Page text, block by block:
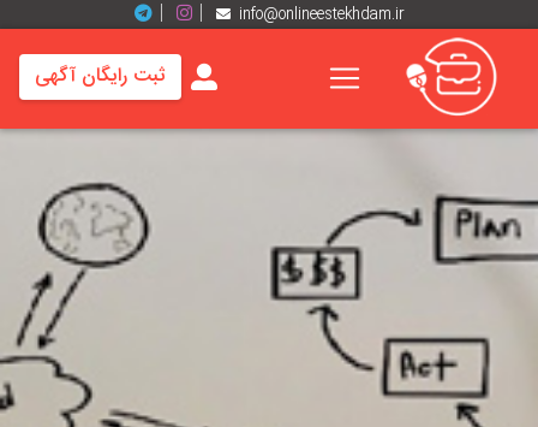
info@onlineestekhdam.ir
خانه
شغلی
رزومه
ها
ثبت رایگان آگهی